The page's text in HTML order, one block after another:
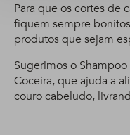
Para que os cortes de
fiquem sempre
produtos que sejam
Sugerimos o
Coceira, que ajuda a
couro cabeludo,